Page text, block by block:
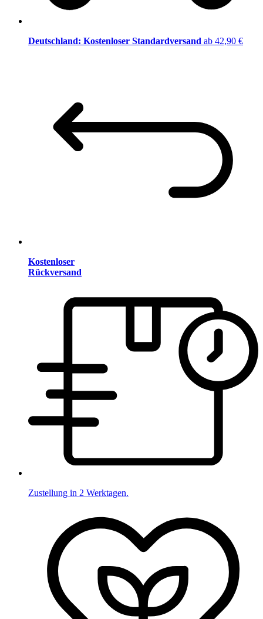
Deutschland: Kostenloser Standardversand ab 42,90 €
Kostenloser
Rückversand
Zustellung in 2 Werktagen.